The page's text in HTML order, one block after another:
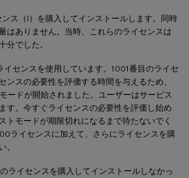
ス（I）を購入してインストールします。同時
はありません。当時、これらのライセンスは
分でした。
センスを使用しています。1001番目のライセ
ンスの必要性を評価する時間を与えるため、
ードが開始されました。ユーザーはサービス
す。今すぐライセンスの必要性を評価し始め
トモードが期限切れになるまで待たないでく
ライセンスに加えて、さらにライセンスを購
。
ライセンスを購入してインストールしなかっ